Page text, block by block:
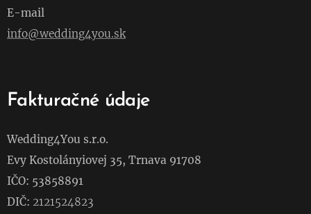
E-mail
info@wedding4you.sk
Fakturačné údaje
Wedding4You s.r.o.
Evy Kostolányiovej 35, Trnava 91708
IČO: 53858891
DIČ: 2121524823